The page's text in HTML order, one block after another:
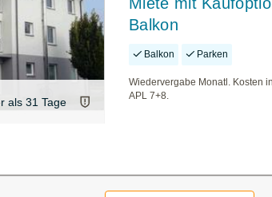
als 31 Tage
Balkon
Balkon Parken
Wiedervergabe Monatl. Kosten
APL 7+8.